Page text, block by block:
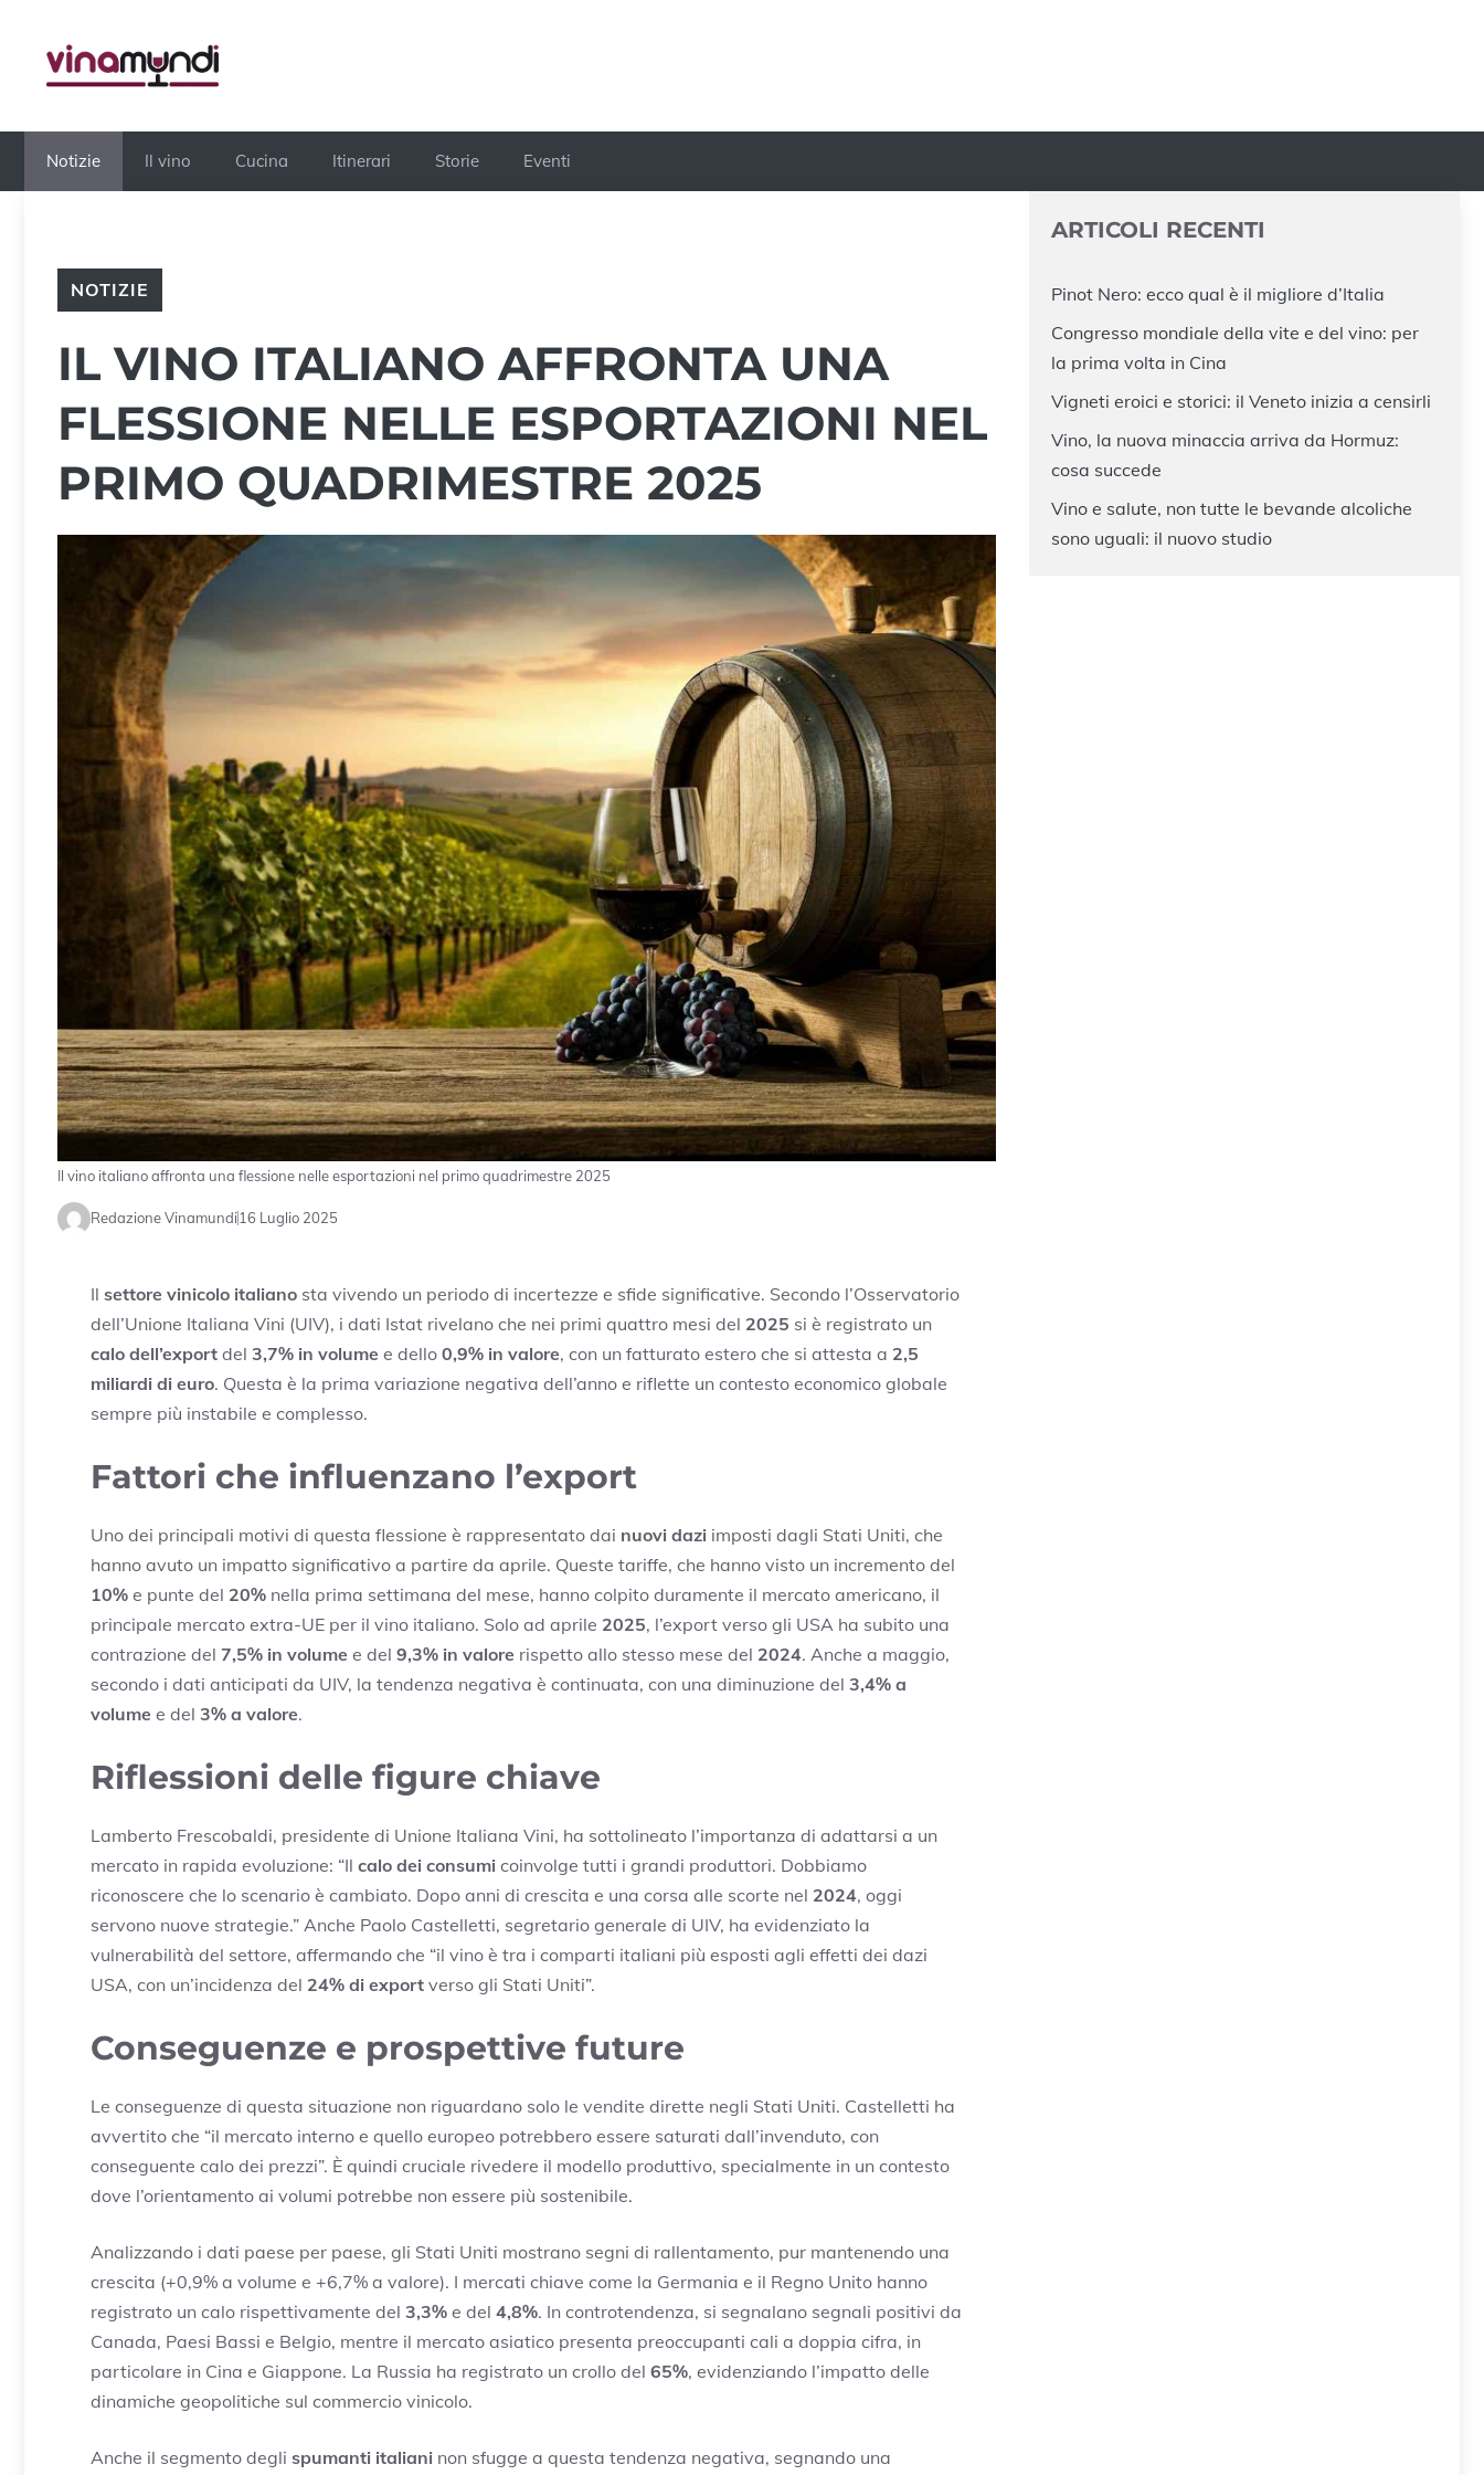
contenuto
Notizie Il vino Cucina Itinerari Storie Eventi
NOTIZIE
IL VINO ITALIANO AFFRONTA UNA
FLESSIONE NELLE ESPORTAZIONI NEL
PRIMO QUADRIMESTRE 2025
Il vino italiano affronta una flessione nelle esportazioni nel primo quadrimestre 2025
Redazione Vinamundi16 Luglio 2025
Il settore vinicolo italiano sta vivendo un periodo di incertezze e sfide significative. Secondo l’Osservatorio
dell’Unione Italiana Vini (UIV), i dati Istat rivelano che nei primi quattro mesi del 2025 si è registrato un
calo dell’export del 3,7% in volume e dello 0,9% in valore, con un fatturato estero che si attesta a 2,5
miliardi di euro. Questa è la prima variazione negativa dell’anno e riflette un contesto economico globale
sempre più instabile e complesso.
Fattori che influenzano l’export
Uno dei principali motivi di questa flessione è rappresentato dai nuovi dazi imposti dagli Stati Uniti, che
hanno avuto un impatto significativo a partire da aprile. Queste tariffe, che hanno visto un incremento del
10% e punte del 20% nella prima settimana del mese, hanno colpito duramente il mercato americano, il
principale mercato extra-UE per il vino italiano. Solo ad aprile 2025, l’export verso gli USA ha subito una
contrazione del 7,5% in volume e del 9,3% in valore rispetto allo stesso mese del 2024. Anche a maggio,
secondo i dati anticipati da UIV, la tendenza negativa è continuata, con una diminuzione del 3,4% a
volume e del 3% a valore.
Riflessioni delle figure chiave
Lamberto Frescobaldi, presidente di Unione Italiana Vini, ha sottolineato l’importanza di adattarsi a un
mercato in rapida evoluzione: “Il calo dei consumi coinvolge tutti i grandi produttori. Dobbiamo
riconoscere che lo scenario è cambiato. Dopo anni di crescita e una corsa alle scorte nel 2024, oggi
servono nuove strategie.” Anche Paolo Castelletti, segretario generale di UIV, ha evidenziato la
vulnerabilità del settore, affermando che “il vino è tra i comparti italiani più esposti agli effetti dei dazi
USA, con un’incidenza del 24% di export verso gli Stati Uniti”.
Conseguenze e prospettive future
Le conseguenze di questa situazione non riguardano solo le vendite dirette negli Stati Uniti. Castelletti ha
avvertito che “il mercato interno e quello europeo potrebbero essere saturati dall’invenduto, con
conseguente calo dei prezzi”. È quindi cruciale rivedere il modello produttivo, specialmente in un contesto
dove l’orientamento ai volumi potrebbe non essere più sostenibile.
Analizzando i dati paese per paese, gli Stati Uniti mostrano segni di rallentamento, pur mantenendo una
crescita (+0,9% a volume e +6,7% a valore). I mercati chiave come la Germania e il Regno Unito hanno
registrato un calo rispettivamente del 3,3% e del 4,8%. In controtendenza, si segnalano segnali positivi da
Canada, Paesi Bassi e Belgio, mentre il mercato asiatico presenta preoccupanti cali a doppia cifra, in
particolare in Cina e Giappone. La Russia ha registrato un crollo del 65%, evidenziando l’impatto delle
dinamiche geopolitiche sul commercio vinicolo.
Anche il segmento degli spumanti italiani non sfugge a questa tendenza negativa, segnando una
ARTICOLI RECENTI
Pinot Nero: ecco qual è il migliore d’Italia
Congresso mondiale della vite e del vino: per
la prima volta in Cina
Vigneti eroici e storici: il Veneto inizia a censirli
Vino, la nuova minaccia arriva da Hormuz:
cosa succede
Vino e salute, non tutte le bevande alcoliche
sono uguali: il nuovo studio